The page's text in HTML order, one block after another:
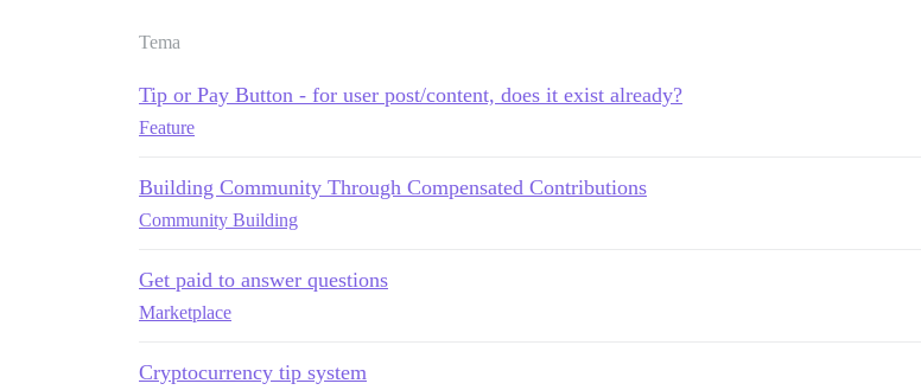
Tema
Tip or Pay Button - for user post/content, does it exist already?
Feature
Building Community Through Compensated Contributions
Community Building
Get paid to answer questions
Marketplace
Cryptocurrency tip system